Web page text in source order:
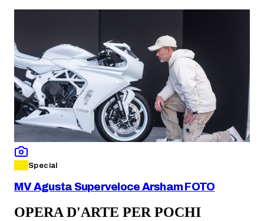
Special
MV Agusta Superveloce Arsham FOTO
OPERA D'ARTE PER POCHI